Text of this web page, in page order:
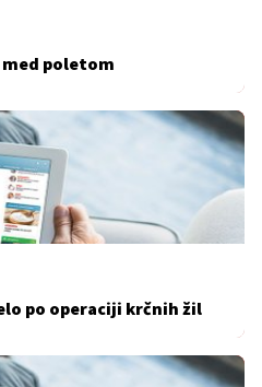
poletom
po operaciji krčnih žil